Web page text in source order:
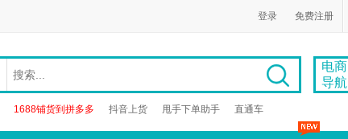
登录 免费注册
1688铺货到拼多多 抖音上货 甩手下单助手 直通车
电商
导航